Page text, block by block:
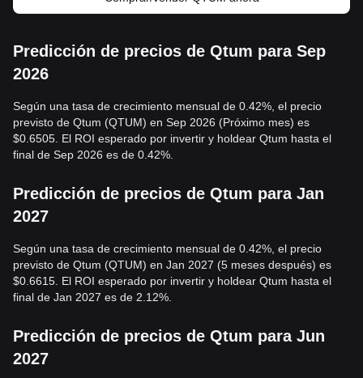
Predicción de precios de Qtum para Sep
2026
Según una tasa de crecimiento mensual de 0.42%, el precio
previsto de Qtum (QTUM) en Sep 2026 (Próximo mes) es
$0.6505. El ROI esperado por invertir y holdear Qtum hasta el
final de Sep 2026 es de 0.42%.
Predicción de precios de Qtum para Jan
2027
Según una tasa de crecimiento mensual de 0.42%, el precio
previsto de Qtum (QTUM) en Jan 2027 (5 meses después) es
$0.6615. El ROI esperado por invertir y holdear Qtum hasta el
final de Jan 2027 es de 2.12%.
Predicción de precios de Qtum para Jun
2027